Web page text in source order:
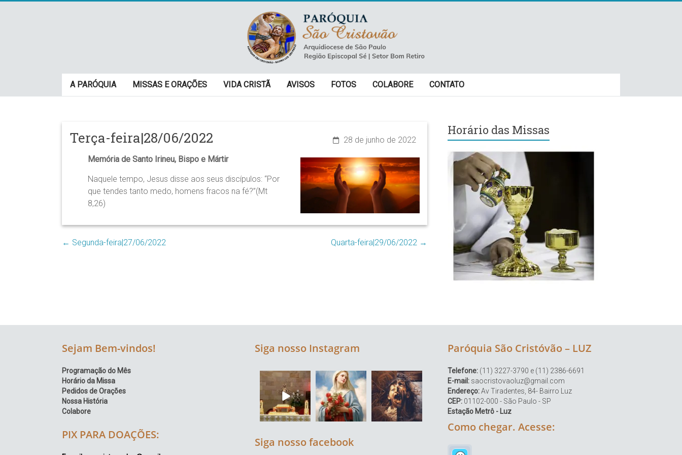
Paróquia
São
–
Luz
Arquidiocese
–
Episcopal
A PARÓQUIA MISSAS E ORAÇÕES VIDA CRISTÃ AVISOS FOTOS COLABORE CONTATO
Terça-feira|28/06/2022
28 de junho de 2022
Memória de Santo Irineu, Bispo e Mártir
Naquele tempo, Jesus disse aos seus discípulos: “Por
que tendes tanto medo, homens fracos na fé?”(Mt
8,26)
← Segunda-feira|27/06/2022 Quarta-feira|29/06/2022 →
Horário das Missas
Sejam Bem-vindos!
Programação do Mês
Horário da Missa
Pedidos de Orações
Nossa História
Colabore
PIX PARA DOAÇÕES:
Siga nosso Instagram
Siga nosso facebook
Paróquia São Cristóvão – LUZ
Telefone: (11) 3227-3790 e (11) 2386-6691
E-mail: saocristovaoluz@gmail.com
Endereço:Av Tiradentes, 84- Bairro Luz
CEP: 01102-000 - São Paulo - SP
Estação Metrô - Luz
Como chegar. Acesse: